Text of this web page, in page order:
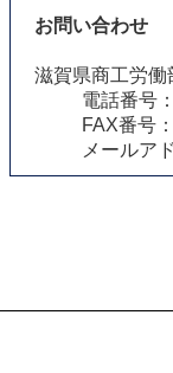
お問い合わせ
滋賀県商工労働
電話番号
FAX番号
メールア